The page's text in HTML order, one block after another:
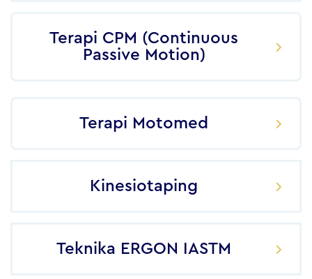
Terapi CPM (Continuous
Passive Motion)
Terapi Motomed
Kinesiotaping
Teknika ERGON IASTM